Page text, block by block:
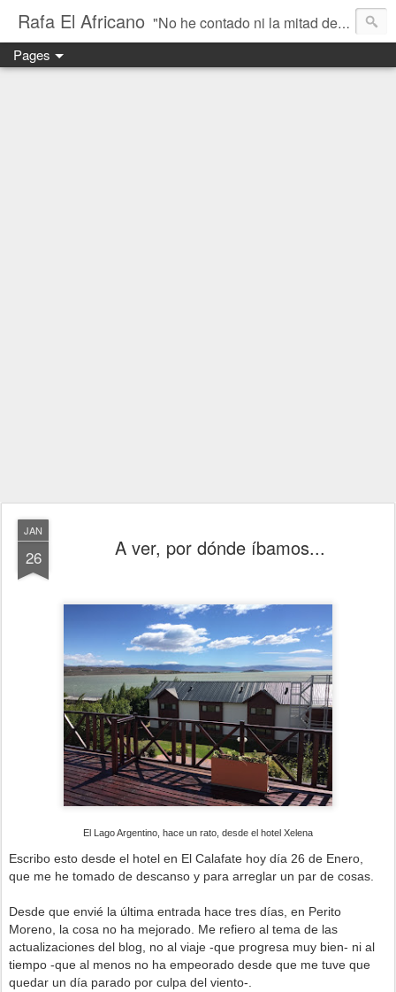
Rafa El Africano "No he contado ni la mitad de lo que he visto" - Un blog sobre motos trail y aventura
Pages
JAN
26 A ver, por dónde íbamos...
El Lago Argentino, hace un rato, desde el hotel Xelena
Escribo esto desde el hotel en El Calafate hoy día 26 de Enero,
que me he tomado de descanso y para arreglar un par de cosas.
Desde que envié la última entrada hace tres días, en Perito
Moreno, la cosa no ha mejorado. Me refiero al tema de las
actualizaciones del blog, no al viaje -que progresa muy bien- ni al
tiempo -que al menos no ha empeorado desde que me tuve que
quedar un día parado por culpa del viento-.